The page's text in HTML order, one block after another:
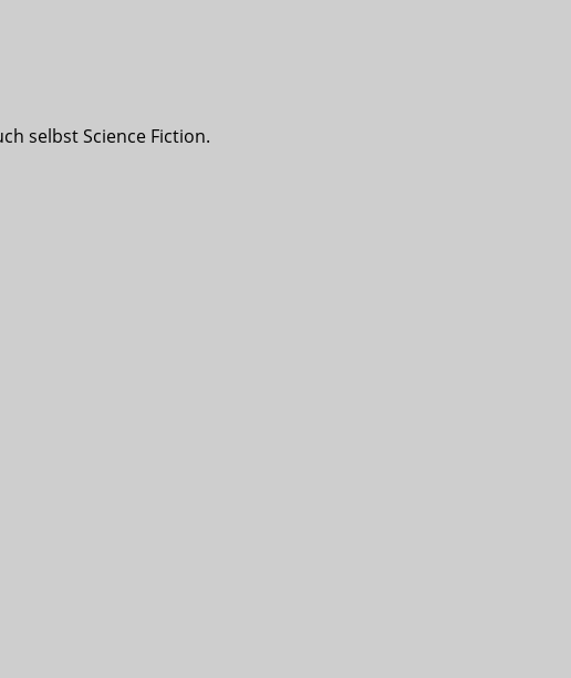
selbst Science Fiction.